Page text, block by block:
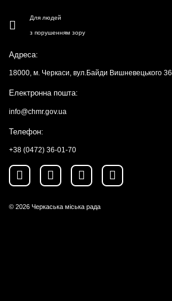
Для людей
з порушенням зору
Адреса:
18000, м. Черкаси, вул.Байди Вишневецького 36
Електронна пошта:
info@chmr.gov.ua
Телефон:
+38 (0472) 36-01-70
© 2026 Черкаська міська рада